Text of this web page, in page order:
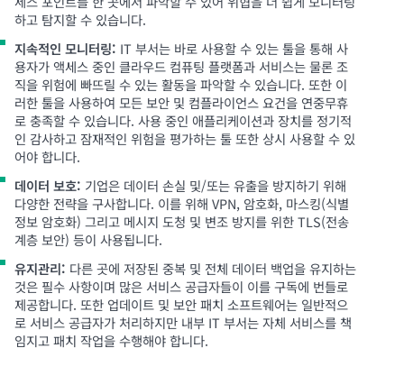
하고 탐지할 수 있습니다.
지속적인 모니터링: IT 부서는 바로 사용할 수 있는 툴을 통해 사
용자가 액세스 중인 클라우드 컴퓨팅 플랫폼과 서비스는 물론 조
직을 위험에 빠뜨릴 수 있는 활동을 파악할 수 있습니다. 또한 이
러한 툴을 사용하여 모든 보안 및 컴플라이언스 요건을 연중무휴
로 충족할 수 있습니다. 사용 중인 애플리케이션과 장치를 정기적
인 감사하고 잠재적인 위험을 평가하는 툴 또한 상시 사용할 수 있
어야 합니다.
데이터 보호: 기업은 데이터 손실 및/또는 유출을 방지하기 위해
다양한 전략을 구사합니다. 이를 위해 VPN, 암호화, 마스킹(식별
정보 암호화) 그리고 메시지 도청 및 변조 방지를 위한 TLS(전송
계층 보안) 등이 사용됩니다.
유지관리: 다른 곳에 저장된 중복 및 전체 데이터 백업을 유지하는
것은 필수 사항이며 많은 서비스 공급자들이 이를 구독에 번들로
제공합니다. 또한 업데이트 및 보안 패치 소프트웨어는 일반적으
로 서비스 공급자가 처리하지만 내부 IT 부서는 자체 서비스를 책
임지고 패치 작업을 수행해야 합니다.